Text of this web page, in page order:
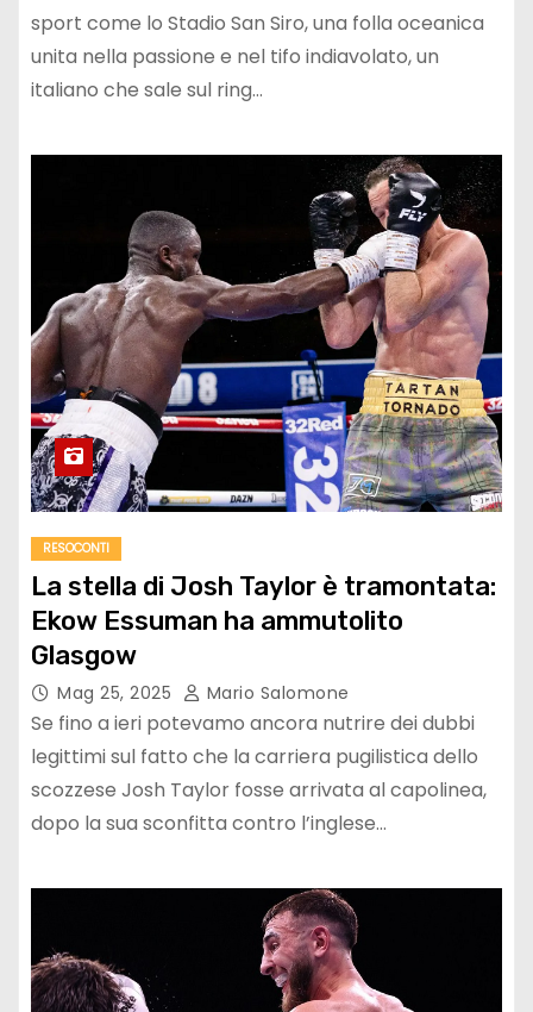
sport come lo Stadio San Siro, una folla oceanica
unita nella passione e nel tifo indiavolato, un
italiano che sale sul ring…
RESOCONTI
La stella di Josh Taylor è tramontata:
Ekow Essuman ha ammutolito
Glasgow
Mag 25, 2025 Mario Salomone
Se fino a ieri potevamo ancora nutrire dei dubbi
legittimi sul fatto che la carriera pugilistica dello
scozzese Josh Taylor fosse arrivata al capolinea,
dopo la sua sconfitta contro l’inglese…